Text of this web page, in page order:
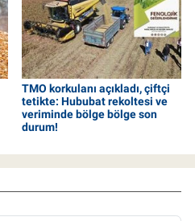
TMO korkulanı açıkladı, çiftçi
tetikte: Hububat rekoltesi ve
veriminde bölge bölge son
durum!